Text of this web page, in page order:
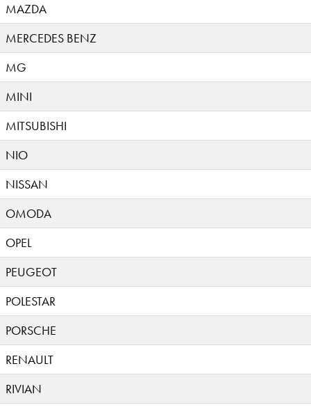
MAZDA
MERCEDES BENZ
MG
MINI
MITSUBISHI
NIO
NISSAN
OMODA
OPEL
PEUGEOT
POLESTAR
PORSCHE
RENAULT
RIVIAN